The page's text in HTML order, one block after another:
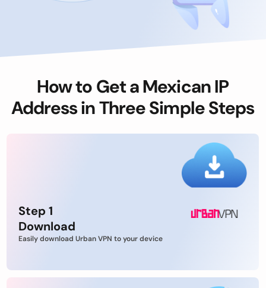
How to Get a Mexican IP
Address in Three Simple Steps
Step 1
Download
Easily download Urban VPN to your device